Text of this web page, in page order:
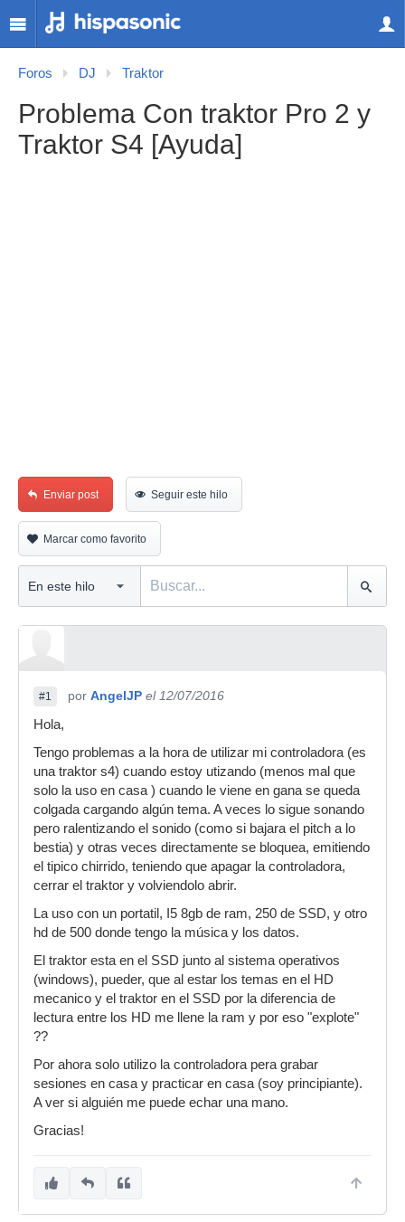
Foros DJ Traktor
Problema Con traktor Pro 2 y
Traktor S4 [Ayuda]
Enviar post Seguir este hilo
Marcar como favorito
#1 por AngelJP el 12/07/2016
Hola,
Tengo problemas a la hora de utilizar mi controladora (es
una traktor s4) cuando estoy utizando (menos mal que
solo la uso en casa ) cuando le viene en gana se queda
colgada cargando algún tema. A veces lo sigue sonando
pero ralentizando el sonido (como si bajara el pitch a lo
bestia) y otras veces directamente se bloquea, emitiendo
el tipico chirrido, teniendo que apagar la controladora,
cerrar el traktor y volviendolo abrir.
La uso con un portatil, I5 8gb de ram, 250 de SSD, y otro
hd de 500 donde tengo la música y los datos.
El traktor esta en el SSD junto al sistema operativos
(windows), pueder, que al estar los temas en el HD
mecanico y el traktor en el SSD por la diferencia de
lectura entre los HD me llene la ram y por eso "explote"
??
Por ahora solo utilizo la controladora pera grabar
sesiones en casa y practicar en casa (soy principiante).
A ver si alguién me puede echar una mano.
Gracias!